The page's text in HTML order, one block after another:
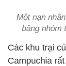
Một nạn
băng nhóm
Các khu trại
Campuchia